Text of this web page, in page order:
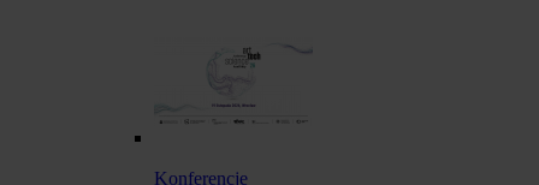
Konferencje